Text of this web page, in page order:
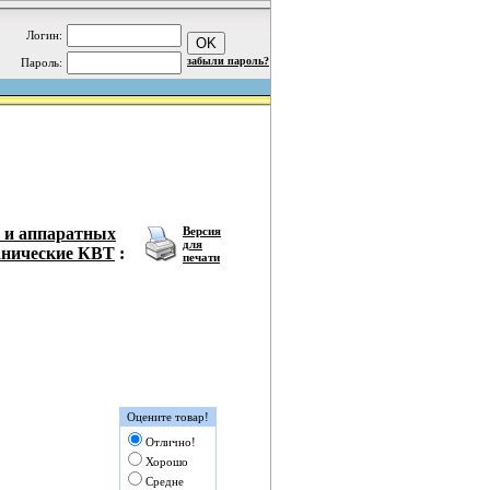
Логин:
Пароль: забыли пароль?
и аппаратных
КВТ :
Версия
для
печати
Оцените товар!
Отлично!
Хорошо
Средне